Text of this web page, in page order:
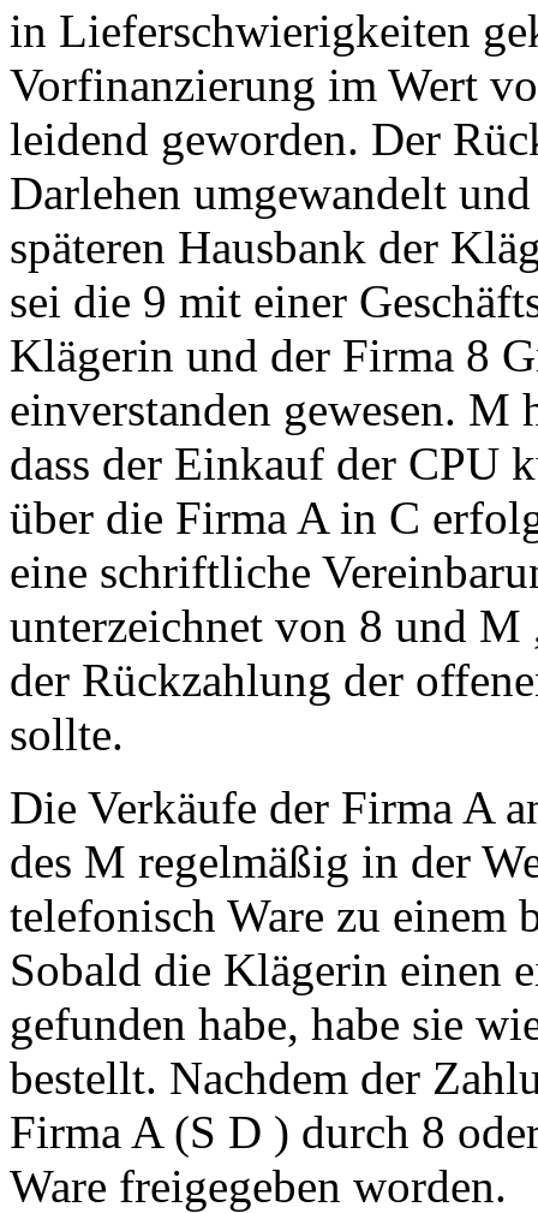
in Lieferschwierigkeiten
Vorfinanzierung im Wert
leidend geworden. Der
Darlehen umgewandelt
späteren Hausbank der
sei die 9 mit einer
Klägerin und der Firma 8
einverstanden gewesen.
dass der Einkauf der CPU
über die Firma A in C
eine schriftliche
unterzeichnet von 8 und
der Rückzahlung der
sollte.
Die Verkäufe der Firma A
des M regelmäßig in der
telefonisch Ware zu einem
Sobald die Klägerin einen
gefunden habe, habe sie
bestellt. Nachdem der
Firma A (S D ) durch 8
Ware freigegeben worden.